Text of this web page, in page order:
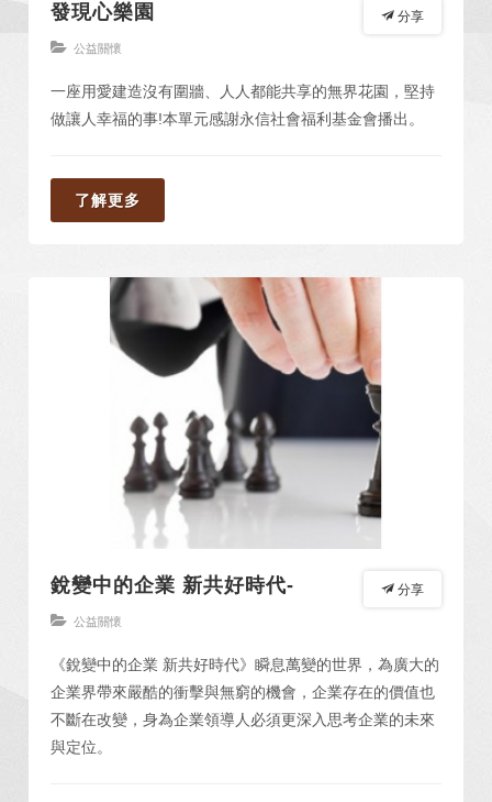
分享
發現心樂園
公益關懷
一座用愛建造沒有圍牆、人人都能共享的無界花園，堅持
做讓人幸福的事!本單元感謝永信社會福利基金會播出。
了解更多
分享
銳變中的企業 新共好時代-
公益關懷
《銳變中的企業 新共好時代》瞬息萬變的世界，為廣大的
企業界帶來嚴酷的衝擊與無窮的機會，企業存在的價值也
不斷在改變，身為企業領導人必須更深入思考企業的未來
與定位。